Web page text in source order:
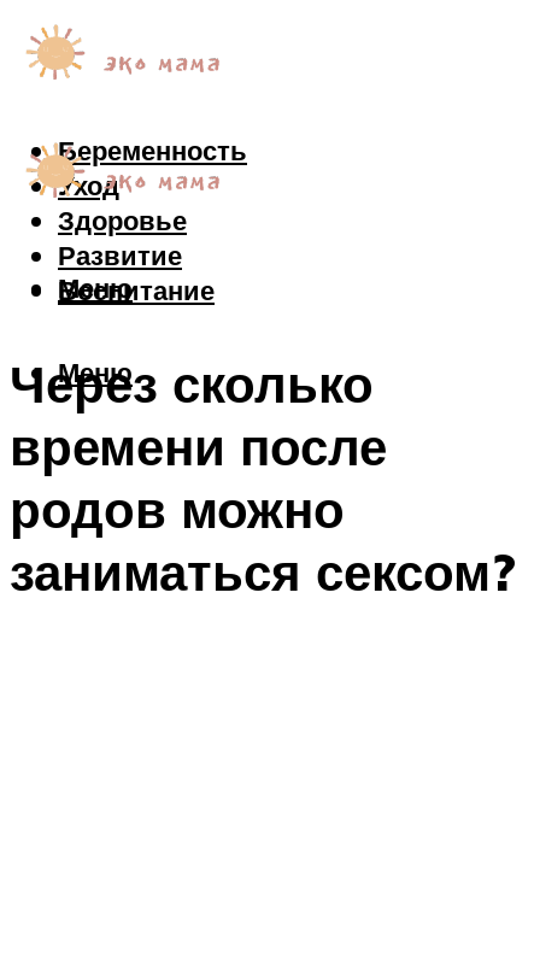
Беременность
Уход
Здоровье
Развитие
Воспитание
Меню
Меню
Через сколько
времени после
родов можно
заниматься сексом?